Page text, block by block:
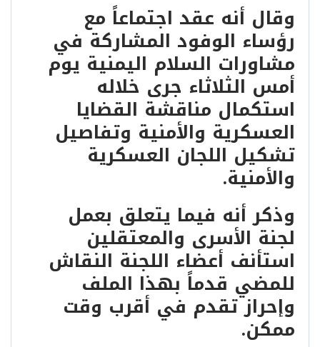
وقال أنه عقد اجتماعاً مع
رؤساء الوفود المشاركة في
مشاورات السلام اليمنية يوم
أمس الثلاثاء جرى خلاله
استكمال مناقشة القضايا
العسكرية والأمنية وتفاصيل
تشكيل اللجان العسكرية
والأمنية.
وذكر أنه فيما يتعلق بعمل
لجنة الأسرى والمعتقلين
استأنف أعضاء اللجنة النقاش
للمضي قدماً بهذا الملف
وإحراز تقدم في أقرب وقت
ممكن.